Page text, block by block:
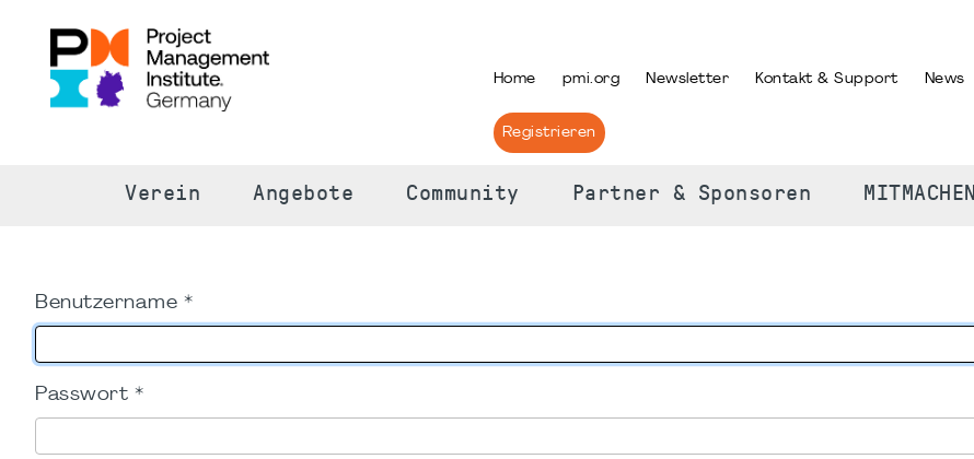
Home pmi.org Newsletter Kontakt & Support News
Registrieren
Verein Angebote Community Partner & Sponsoren MITMACHEN
Benutzername *
Passwort *